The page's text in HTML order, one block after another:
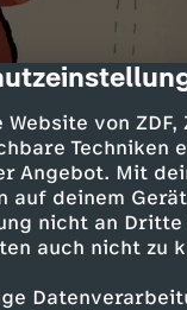
von
Techniken
Angebot. Mit
auf deinem
nicht an
auch nicht zu
2025 ZDFtivi
Grabung
wollen